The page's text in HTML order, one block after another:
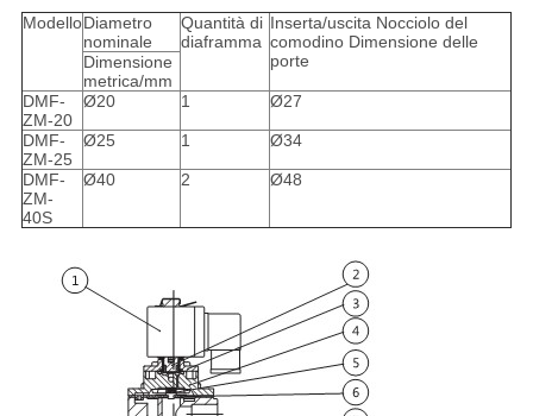
ModelloDiametro
nominale
Quantità di
diaframma
Inserta/uscita Nocciolo del
comodino Dimensione delle
porte
Dimensione
metrica/mm
DMF-
ZM-20
Ø20 1 Ø27
DMF-
ZM-25
Ø25 1 Ø34
DMF-
ZM-
40S
Ø40 2 Ø48